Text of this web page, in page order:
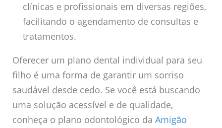
clínicas e profissionais em diversas regiões,
facilitando o agendamento de consultas e
tratamentos.
Oferecer um plano dental individual para seu
filho é uma forma de garantir um sorriso
saudável desde cedo. Se você está buscando
uma solução acessível e de qualidade,
conheça o plano odontológico da Amigão